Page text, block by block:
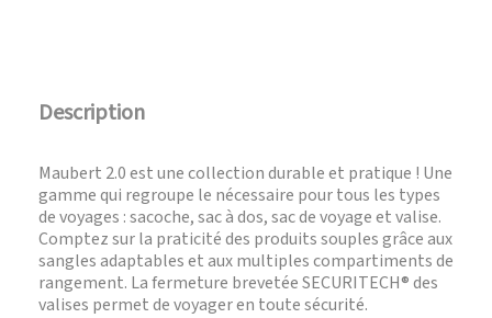
Description
Maubert 2.0 est une collection durable et pratique ! Une
gamme qui regroupe le nécessaire pour tous les types
de voyages : sacoche, sac à dos, sac de voyage et valise.
Comptez sur la praticité des produits souples grâce aux
sangles adaptables et aux multiples compartiments de
rangement. La fermeture brevetée SECURITECH® des
valises permet de voyager en toute sécurité.